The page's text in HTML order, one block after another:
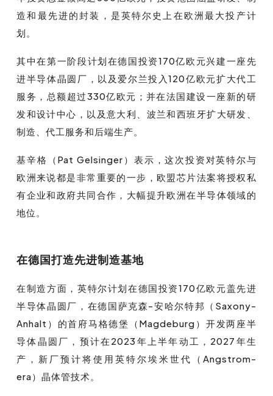
造和最先进的封装，是英特尔史上在欧洲最大投产计
划。
其中在第一阶段计划在德国投资170亿欧元兴建一座先
进半导体晶圆厂，以及爱尔兰投入120亿欧元扩大代工
服务，总额超过330亿欧元；并在法国建设一座新的研
发和设计中心，以及意大利、波兰和西班牙扩大研发、
制造、代工服务和后端生产。
基辛格（Pat Gelsinger）表示，这次投资对英特尔与
欧洲来说都是非常重要的一步，欧盟芯片法案将授权私
有企业和政府共同合作，大幅提升欧洲在半导体领域的
地位。
在德国打造先进制造基地
在制造方面，英特尔计划在德国投资170亿欧元盖先进
半导体晶圆厂，在德国萨克森-安哈尔特邦（Saxony-
Anhalt）的首府马格德堡（Magdeburg）开发两座半
导体晶圆厂，预计在2023年上半年动工，2027年生
产，新厂预计将使用英特尔埃米世代（Angstrom-
era）晶体管技术。